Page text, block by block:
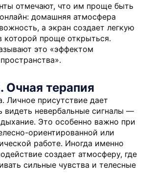
отмечают, что им проще быть
домашняя атмосфера
а экран создает легкую
которой проще открыться.
это «эффектом
Очная терапия
Личное присутствие дает
видеть невербальные сигналы —
дыхание. Это особенно важно при
ориентированной или
работе. Иногда именно
создает атмосферу, где
сильные чувства и телесные